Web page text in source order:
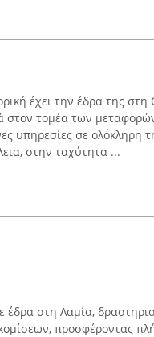
έχει την έδρα της στη
στον τομέα των
υπηρεσίες σε ολόκληρη
στην ταχύτητα ...
στη Λαμία,
προσφέροντας